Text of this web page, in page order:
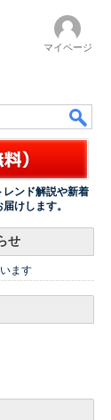
マイページ
ンド解説や新着
けします。
せ
ます